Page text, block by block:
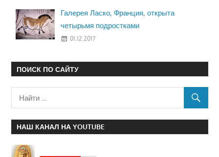
Галерея Ласко, Франция, открыта
четырьмя подростками
01.12.2017
ПОИСК ПО САЙТУ
НАШ КАНАЛ НА YOUTUBE